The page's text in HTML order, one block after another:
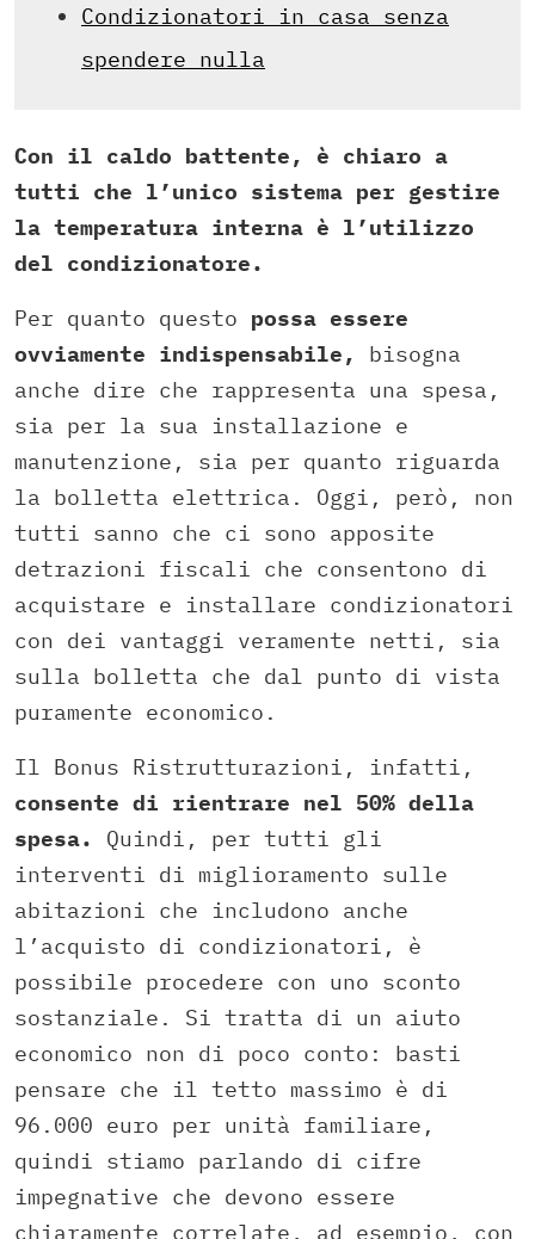
Condizionatori in casa senza
spendere nulla
Con il caldo battente, è chiaro a
tutti che l’unico sistema per gestire
la temperatura interna è l’utilizzo
del condizionatore.
Per quanto questo possa essere
ovviamente indispensabile,
bisogna
anche dire che rappresenta una spesa,
sia per la sua installazione e
manutenzione, sia per quanto riguarda
la bolletta elettrica. Oggi, però, non
tutti sanno che ci sono apposite
detrazioni fiscali che consentono di
acquistare e installare condizionatori
con dei vantaggi veramente netti, sia
sulla bolletta che dal punto di vista
puramente economico.
Il Bonus Ristrutturazioni, infatti,
consente di rientrare nel 50% della
spesa.
Quindi, per tutti gli
interventi di miglioramento sulle
abitazioni che includono anche
l’acquisto di condizionatori, è
possibile procedere con uno sconto
sostanziale. Si tratta di un aiuto
economico non di poco conto: basti
pensare che il tetto massimo è di
96.000 euro per unità familiare,
quindi stiamo parlando di cifre
impegnative che devono essere
chiaramente correlate, ad esempio, con